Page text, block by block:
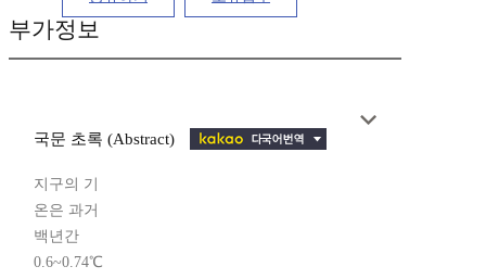
부가정보
국문 초록 (Abstract)
지구의 기
온은 과거
백년간
0.6~0.74℃